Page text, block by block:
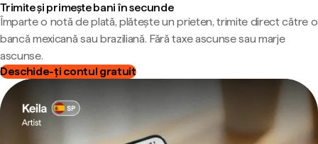
Trimite și primește bani în secunde
Împarte o notă de plată, plătește un prieten, trimite direct către o
bancă mexicană sau braziliană. Fără taxe ascunse sau marje
ascunse.
Deschide-ți contul gratuit